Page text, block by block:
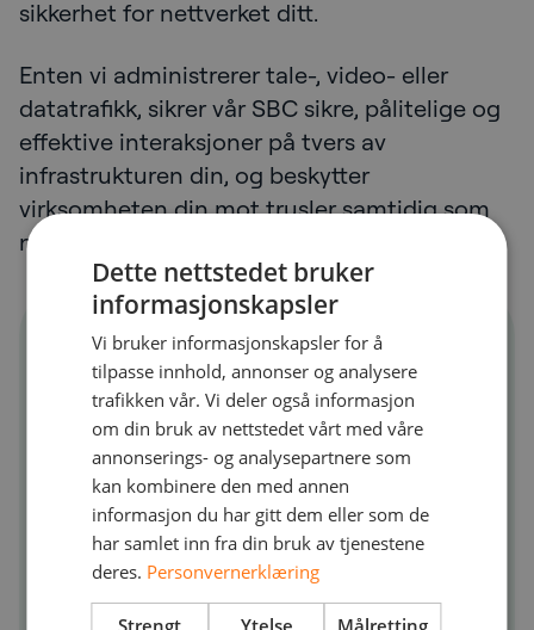
sikkerhet for nettverket ditt.
Enten vi administrerer tale-, video- eller
datatrafikk, sikrer vår SBC sikre, pålitelige og
effektive interaksjoner på tvers av
infrastrukturen din, og beskytter
virksomheten din mot trusler samtidig som
nøkkeltjenester integreres.
Dette nettstedet bruker
informasjonskapsler
Vi bruker informasjonskapsler for å
tilpasse innhold, annonser og analysere
trafikken vår. Vi deler også informasjon
om din bruk av nettstedet vårt med våre
annonserings- og analysepartnere som
kan kombinere den med annen
informasjon du har gitt dem eller som de
har samlet inn fra din bruk av tjenestene
deres. Personvernerklæring
Strengt Ytelse Målretting